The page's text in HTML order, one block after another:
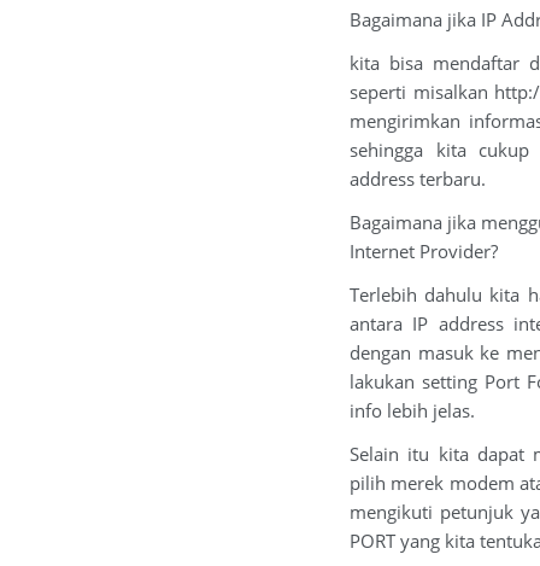
Bagaimana jika IP
kita bisa mendaftar
seperti misalkan
mengirimkan
sehingga kita cukup
address terbaru.
Bagaimana jika
Internet Provider?
Terlebih dahulu kita
antara IP address
dengan masuk ke
lakukan setting Port
info lebih jelas.
Selain itu kita dapat
pilih merek modem
mengikuti petunjuk
PORT yang kita